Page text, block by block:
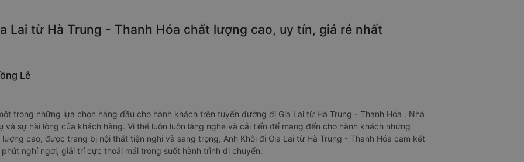
Lai từ Hà Trung - Thanh Hóa chất lượng cao, uy tín, giá rẻ nhất
Lễ
trong những lựa chọn hàng đầu cho hành khách trên tuyến đường đi Gia Lai từ Hà Trung - Thanh Hóa . Nhà
sự hài lòng của khách hàng. Vì thế luôn luôn lắng nghe và cải tiến để mang đến cho hành khách những
cao, được trang bị nội thất tiện nghi và sang trọng, Anh Khôi đi Gia Lai từ Hà Trung - Thanh Hóa cam kết
nghỉ ngơi, giải trí cực thoải mái trong suốt hành trình di chuyển.